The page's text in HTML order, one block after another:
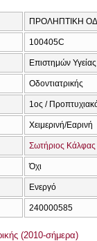
ΠΡΟΛΗΠΤΙΚΗ
100405C
Επιστημών Υγείας
Οδοντιατρικής
1ος /
Χειμερινή/Εαρινή
Σωτήριος Κάλφας
Όχι
Ενεργό
240000585
(2010-σήμερα)